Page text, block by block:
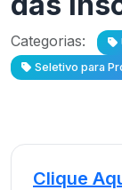
Categorias:
Seletivo para
Clique